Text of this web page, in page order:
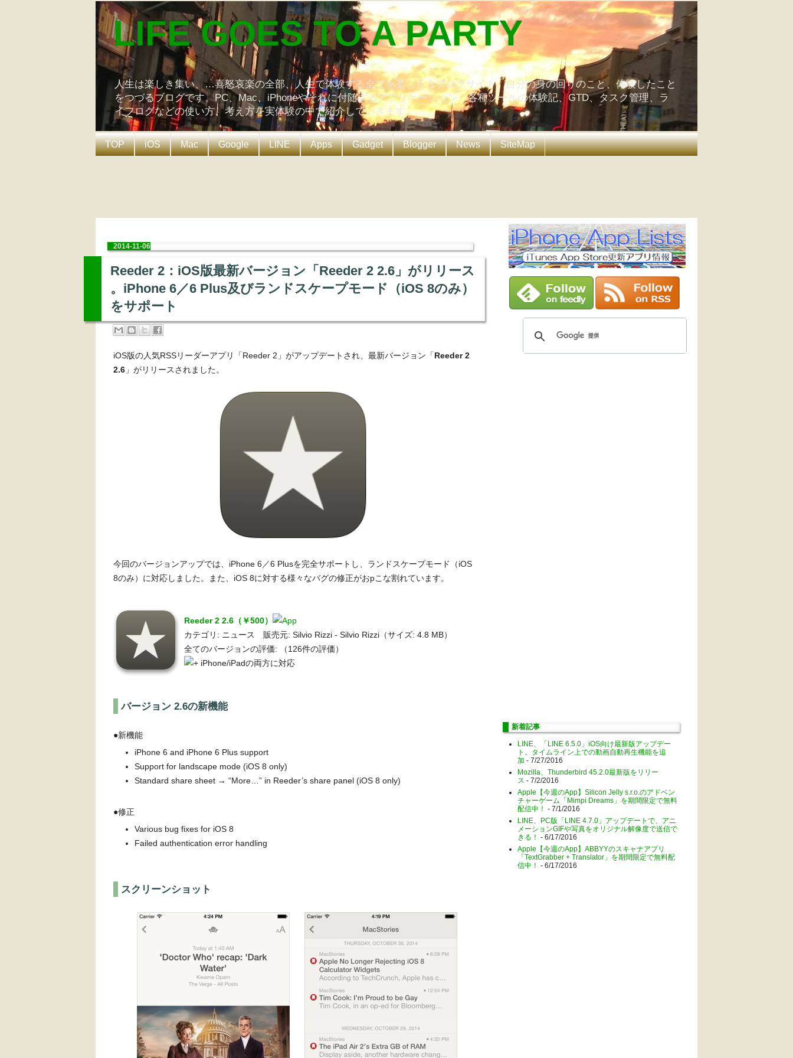
LIFE GOES TO A PARTY
人生は楽しき集い、…喜怒哀楽の全部、人生で体験する全てを楽しもうブログサイト。自分の身の回りのこと、体験したこと
をつづるブログです。PC、Mac、iPhoneやそれに付随するアプリケーション、各種ツールの体験記、GTD、タスク管理、ラ
イフログなどの使い方、考え方を実体験の中で紹介していきます。
TOP iOS Mac Google LINE Apps Gadget Blogger News SiteMap
2014-11-06
Reeder 2：iOS版最新バージョン「Reeder 2 2.6」がリリース
。iPhone 6／6 Plus及びランドスケープモード（iOS 8のみ）
をサポート
iOS版の人気RSSリーダーアプリ「Reeder 2」がアップデートされ、最新バージョン「Reeder 2
2.6 」がリリースされました。
今回のバージョンアップでは、iPhone 6／6 Plusを完全サポートし、ランドスケープモード（iOS
8のみ）に対応しました。また、iOS 8に対する様々なバグの修正がおpこな割れています。
Reeder 2 2.6（￥500）
カテゴリ: ニュース 販売元: Silvio Rizzi - Silvio Rizzi（サイズ: 4.8 MB）
全てのバージョンの評価:
（126件の評価）
iPhone/iPadの両方に対応
バージョン 2.6の新機能
●新機能
iPhone 6 and iPhone 6 Plus support
Support for landscape mode (iOS 8 only)
Standard share sheet → “More…” in Reeder’s share panel (iOS 8 only)
●修正
Various bug fixes for iOS 8
Failed authentication error handling
スクリーンショット
新着記事
LINE、「LINE 6.5.0」iOS向け最新版アップデー
ト。タイムライン上での動画自動再生機能を追
加 - 7/27/2016
Mozilla、Thunderbird 45.2.0最新版をリリー
ス - 7/2/2016
Apple【今週のApp】Silicon Jelly s.r.o.のアドベン
チャーゲーム「Mimpi Dreams」を期間限定で無料
配信中！ - 7/1/2016
LINE、PC版「LINE 4.7.0」アップデートで、アニ
メーションGIFや写真をオリジナル解像度で送信で
きる！ - 6/17/2016
Apple【今週のApp】ABBYYのスキャナアプリ
「TextGrabber + Translator」を期間限定で無料配
信中！ - 6/17/2016